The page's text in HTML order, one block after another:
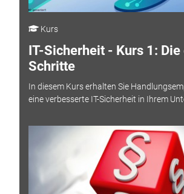
Kurs
IT-Sicherheit - Kurs 1:
Schritte
In diesem Kurs erhalten Sie
eine verbesserte IT-Sicherheit in Ihrem